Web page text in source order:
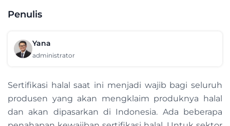
Penulis
Yana
administrator
Sertifikasi halal saat ini menjadi wajib bagi seluruh
produsen yang akan mengklaim produknya halal
dan akan dipasarkan di Indonesia. Ada beberapa